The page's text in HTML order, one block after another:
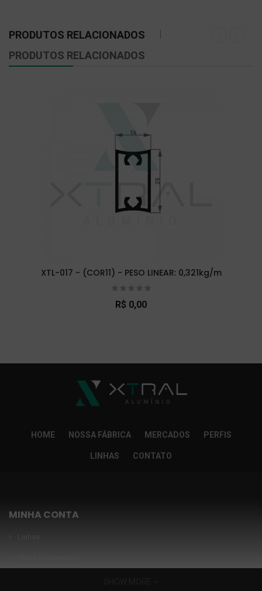
PRODUTOS RELACIONADOS
PRODUTOS RELACIONADOS
XTL-017 - (COR11) - PESO LINEAR: 0,321kg/m
R$ 0,00
HOME NOSSA FÁBRICA MERCADOS PERFIS
LINHAS CONTATO
MINHA CONTA